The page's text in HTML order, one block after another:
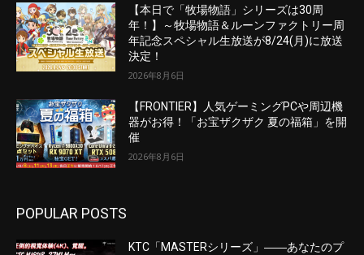
【本日で「牧場物語」シリーズは30周
年！】～牧場物語＆ルーンファクトリー周
年記念スペシャル生放送が8/24(月)に放送
決定！
2026年8月6日
【FRONTIER】人気ゲーミングPCや周辺機
器がお得！「お宝ザクザク 夏の福箱」を開
催
2026年8月6日
POPULAR POSTS
KTC「MASTERシリーズ」――あなたのプ